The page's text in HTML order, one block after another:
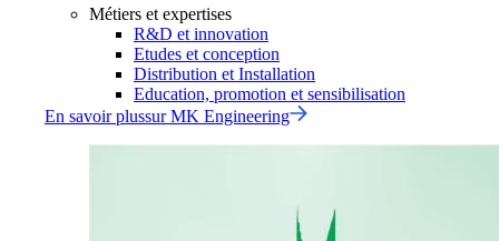
Métiers et expertises
R&D et innovation
Etudes et conception
Distribution et Installation
Education, promotion et sensibilisation
En savoir plussurMK Engineering